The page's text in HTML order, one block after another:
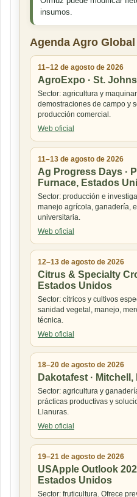
insumos.
Agenda Agro Global
11–12 de agosto de 2026
AgroExpo · St.
Sector: agricultura y
demostraciones de campo y
producción comercial.
Web oficial
11–13 de agosto de 2026
Ag Progress Days ·
Furnace, Estados
Sector: producción e
manejo agrícola, ganadería,
universitaria.
Web oficial
12–13 de agosto de 2026
Citrus & Specialty
Estados Unidos
Sector: cítricos y cultivos
sanidad vegetal, manejo,
técnica.
Web oficial
18–20 de agosto de 2026
Dakotafest ·
Sector: agricultura y
prácticas productivas y
Llanuras.
Web oficial
19–21 de agosto de 2026
USApple Outlook
Estados Unidos
Sector: fruticultura. Ofrece